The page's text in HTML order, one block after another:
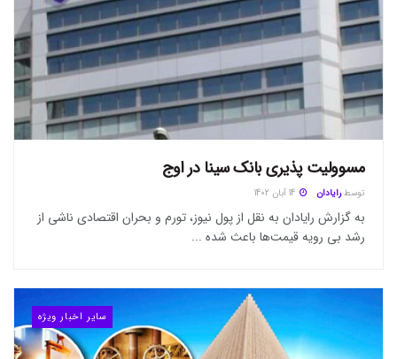
مسوولیت پذیری بانک سینا در اوج
توسط رایادان
به گزارش رایادان به نقل از پول نیوز، تورم و بحران اقتصادی ناشی از
رشد بی رویه قیمت‌ها باعث شده ...
سایر اخبار ویژه